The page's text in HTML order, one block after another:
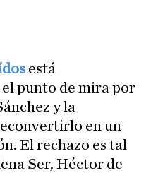
está
punto de mira por
y la
en un
El rechazo es tal
Ser, Héctor de